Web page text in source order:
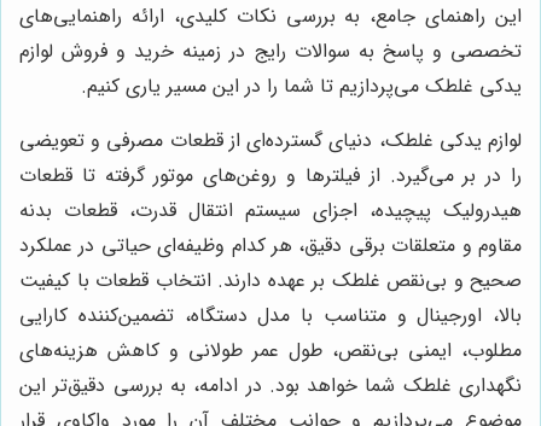
این راهنمای جامع، به بررسی نکات کلیدی، ارائه راهنمایی‌های
تخصصی و پاسخ به سوالات رایج در زمینه خرید و فروش لوازم
یدکی غلطک می‌پردازیم تا شما را در این مسیر یاری کنیم.
لوازم یدکی غلطک، دنیای گسترده‌ای از قطعات مصرفی و تعویضی
را در بر می‌گیرد. از فیلترها و روغن‌های موتور گرفته تا قطعات
هیدرولیک پیچیده، اجزای سیستم انتقال قدرت، قطعات بدنه
مقاوم و متعلقات برقی دقیق، هر کدام وظیفه‌ای حیاتی در عملکرد
صحیح و بی‌نقص غلطک بر عهده دارند. انتخاب قطعات با کیفیت
بالا، اورجینال و متناسب با مدل دستگاه، تضمین‌کننده کارایی
مطلوب، ایمنی بی‌نقص، طول عمر طولانی و کاهش هزینه‌های
نگهداری غلطک شما خواهد بود. در ادامه، به بررسی دقیق‌تر این